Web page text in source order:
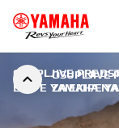
OSUPLJIVE
ZA EKIPE
OSUPLJIVE
EKIPE YAMAHA